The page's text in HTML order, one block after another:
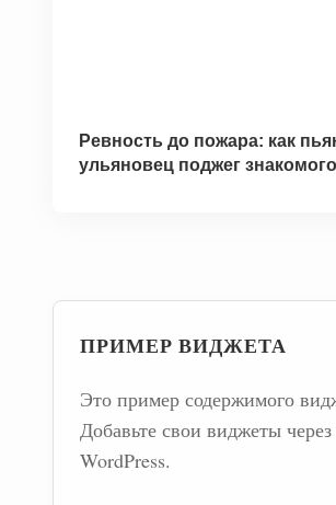
Ревность до пожара: как
ульяновец поджег знакомого
ПРИМЕР ВИДЖЕТА
Это пример содержимого
Добавьте свои виджеты
WordPress.